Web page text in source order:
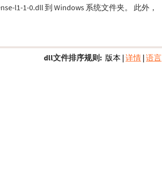
l1-1-0.dll 到 Windows 系统文件夹。 此外，
dll文件排序规则: 版本 | 详情 | 语言